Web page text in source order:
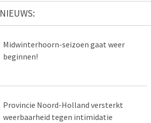
Midwinterhoorn-seizoen gaat weer
beginnen!
Provincie Noord-Holland versterkt
weerbaarheid tegen intimidatie